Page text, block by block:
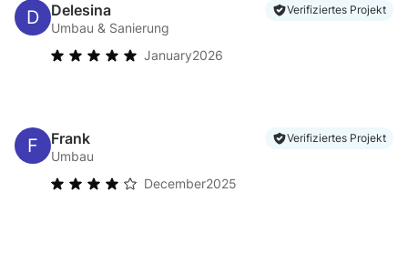
Delesina Verifiziertes Projekt
Umbau & Sanierung
January2026
Frank Verifiziertes Projekt
Umbau
December2025